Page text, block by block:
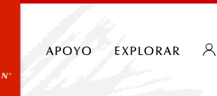
apoyo explorar